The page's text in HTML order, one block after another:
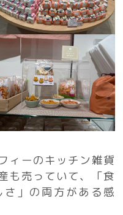
ィーのキッチン雑貨
も売っていて、「食
」の両方がある感